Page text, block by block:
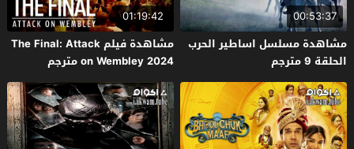
00:53:37
مشاهدة مسلسل اساطير الحرب
الحلقة 9 مترجم
01:19:42
مشاهدة فيلم The Final: Attack
on Wembley 2024 مترجم